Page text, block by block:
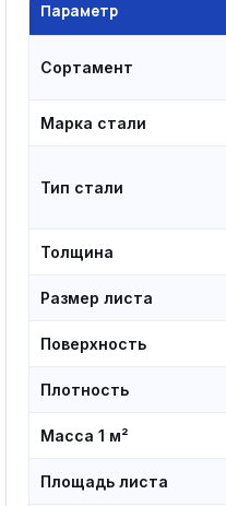
Параметр
Сортамент
Марка стали
Тип стали
Толщина
Размер листа
Поверхность
Плотность
Масса 1 м²
Площадь листа